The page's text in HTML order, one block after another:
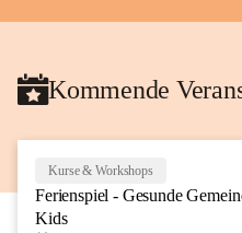
Kommende
Kurse & Workshops
Ferienspiel - Gesunde
Kids